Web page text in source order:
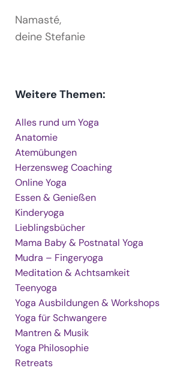
Namasté,
deine Stefanie
Weitere Themen:
Alles rund um Yoga
Anatomie
Atemübungen
Herzensweg Coaching
Online Yoga
Essen & Genießen
Kinderyoga
Lieblingsbücher
Mama Baby & Postnatal Yoga
Mudra – Fingeryoga
Meditation & Achtsamkeit
Teenyoga
Yoga Ausbildungen & Workshops
Yoga für Schwangere
Mantren & Musik
Yoga Philosophie
Retreats